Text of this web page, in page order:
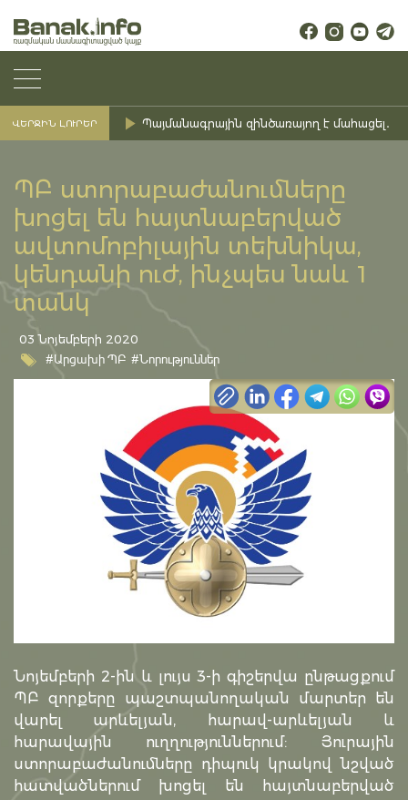
ՎԵՐՋԻՆ ԼՈՒՐԵՐ Պայմանագրային զինծառայող է մահացել․
ՊԲ ստորաբաժանումները
խոցել են հայտնաբերված
ավտոմոբիլային տեխնիկա,
կենդանի ուժ, ինչպես նաև 1
տանկ
03 Նոյեմբերի 2020
#Արցախի ՊԲ #Նորություններ
Նոյեմբերի 2-ին և լույս 3-ի գիշերվա ընթացքում
ՊԲ զորքերը պաշտպանողական մարտեր են
վարել արևելյան, հարավ-արևելյան և
հարավային ուղղություններում: Յուրային
ստորաբաժանումները դիպուկ կրակով նշված
հատվածներում խոցել են հայտնաբերված